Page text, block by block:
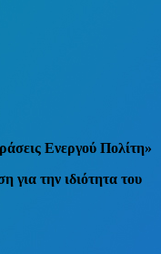
Ενεργού Πολίτη»
για την ιδιότητα του